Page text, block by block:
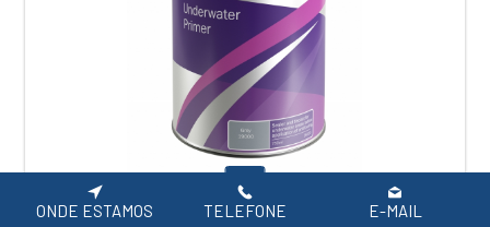
HEMPEL UNDERWATER PRIMER
ONDE ESTAMOS TELEFONE E-MAIL